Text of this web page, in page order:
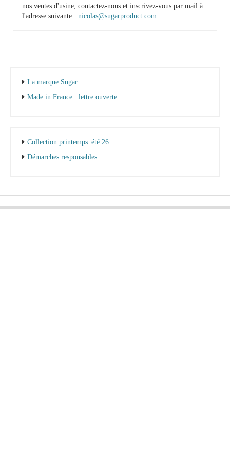
nos ventes d'usine, contactez-nous et inscrivez-vous par mail à
l'adresse suivante : nicolas@sugarproduct.com
La marque Sugar
Made in France : lettre ouverte
Collection printemps_été 26
Démarches responsables